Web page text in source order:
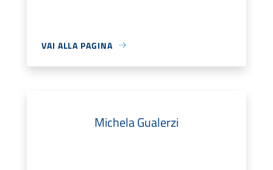
VAI ALLA PAGINA
Michela Gualerzi